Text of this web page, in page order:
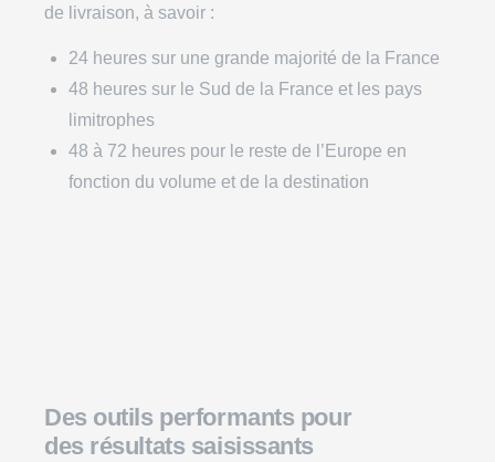
de livraison, à savoir :
24 heures sur une grande majorité de la France
48 heures sur le Sud de la France et les pays
limitrophes
48 à 72 heures pour le reste de l’Europe en
fonction du volume et de la destination
Des outils performants pour
des résultats saisissants